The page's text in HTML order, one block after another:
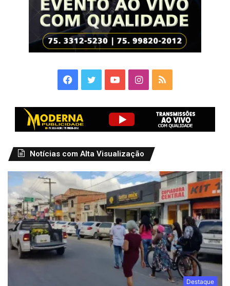
Facebook
TwitterYouTubeInstagram
RSS
Notícias com Alta Visualização
Destaque